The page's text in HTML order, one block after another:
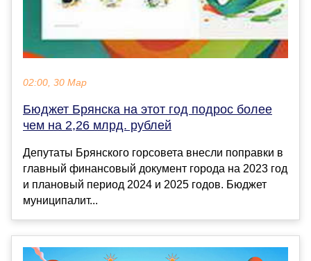
02:00, 30 Мар
Бюджет Брянска на этот год подрос более
чем на 2,26 млрд. рублей
Депутаты Брянского горсовета внесли поправки в
главный финансовый документ города на 2023 год
и плановый период 2024 и 2025 годов. Бюджет
муниципалит...